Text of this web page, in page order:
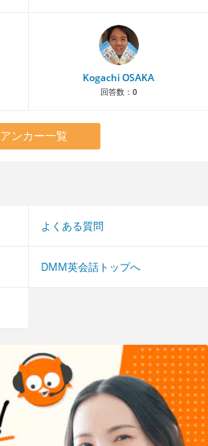
Kogachi OSAKA
回答数： 0
アンカー一覧
よくある質問
DMM英会話トップへ